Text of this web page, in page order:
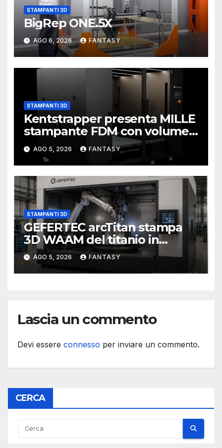
STAMPANTI 3D
BigRep ONE.5X
AGO 6, 2026 FANTASY
STAMPANTI 3D
Kentstrapper presenta MILLE
stampante FDM con volume
di stampa da un metro cubo
AGO 5, 2026 FANTASY
STAMPANTI 3D
GEFERTEC arcTitan stampa
3D WAAM del titanio in
camera inerte
AGO 5, 2026 FANTASY
Lascia un commento
Devi essere connesso per inviare un commento.
CERCA